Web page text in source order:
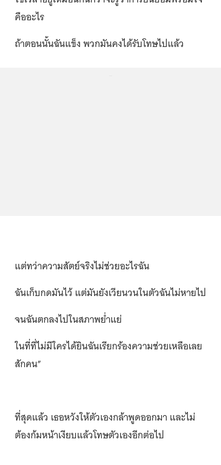
คืออะไร
ถ้าตอนนั้นฉันแข็ง พวกมันคงได้รับโทษไปแล้ว
แต่ทว่าความสัตย์จริงไม่ช่วยอะไรฉัน
ฉันเก็บกดมันไว้ แต่มันยังเวียนวนในตัวฉันไม่หายไป
จนฉันตกลงไปในสภาพย่ำแย่
ในที่ที่ไม่มีใครได้ยินฉันเรียกร้องความช่วยเหลือเลย
สักคน”
ที่สุดแล้ว เธอหวังให้ตัวเองกล้าพูดออกมา และไม่
ต้องก้มหน้าเงียบแล้วโทษตัวเองอีกต่อไป